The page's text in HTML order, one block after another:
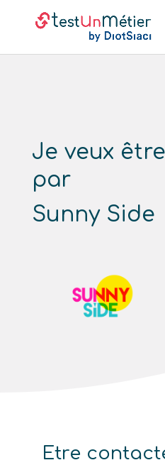
Je veux
par
Sunny Side
Etre